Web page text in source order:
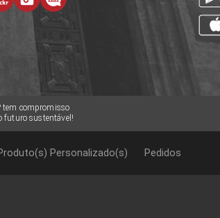
tem compromisso
futuro sustentável!
Personalizado(s) Pedidos